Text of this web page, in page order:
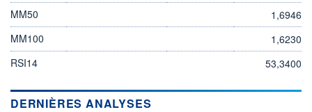
MM50
1,6946
MM100
1,6230
RSI14
53,3400
DERNIÈRES ANALYSES